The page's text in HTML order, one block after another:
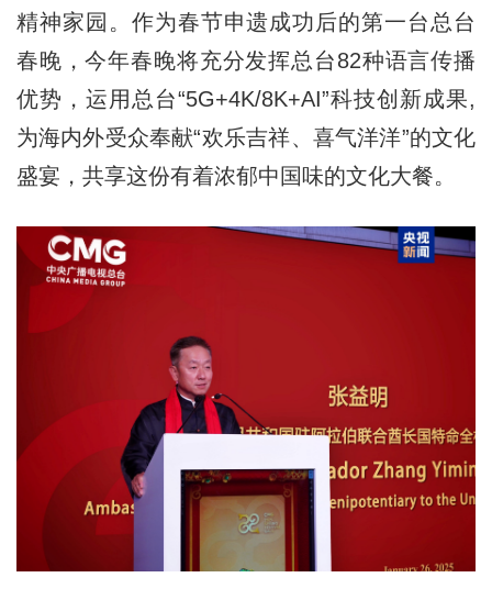
精神家园。作为春节申遗成功后的第一台总台
春晚，今年春晚将充分发挥总台82种语言传播
优势，运用总台“5G+4K/8K+AI”科技创新成果,
为海内外受众奉献“欢乐吉祥、喜气洋洋”的文化
盛宴，共享这份有着浓郁中国味的文化大餐。